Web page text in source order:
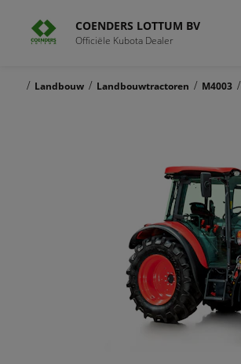
COENDERS LOTTUM BV
Officiële Kubota Dealer
/ Landbouw / Landbouwtractoren / M4003 /